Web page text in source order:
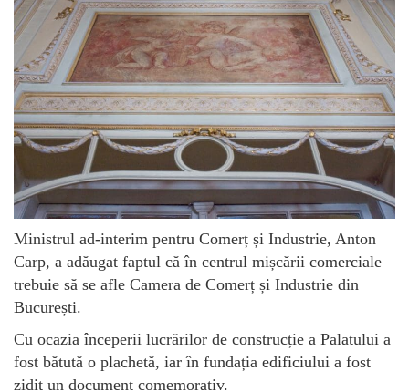
Ministrul ad-interim pentru Comerț și Industrie, Anton
Carp, a adăugat faptul că în centrul mișcării comerciale
trebuie să se afle Camera de Comerț și Industrie din
București.
Cu ocazia începerii lucrărilor de construcție a Palatului a
fost bătută o plachetă, iar în fundația edificiului a fost
zidit un document comemorativ.